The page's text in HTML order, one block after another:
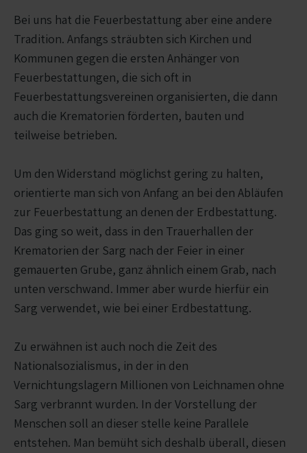
Bei uns hat die Feuerbestattung aber eine andere
Tradition. Anfangs sträubten sich Kirchen und
Kommunen gegen die ersten Anhänger von
Feuerbestattungen, die sich oft in
Feuerbestattungsvereinen organisierten, die dann
auch die Krematorien förderten, bauten und
teilweise betrieben.
Um den Widerstand möglichst gering zu halten,
orientierte man sich von Anfang an bei den Abläufen
zur Feuerbestattung an denen der Erdbestattung.
Das ging so weit, dass in den Trauerhallen der
Krematorien der Sarg nach der Feier in einer
gemauerten Grube, ganz ähnlich einem Grab, nach
unten verschwand. Immer aber wurde hierfür ein
Sarg verwendet, wie bei einer Erdbestattung.
Zu erwähnen ist auch noch die Zeit des
Nationalsozialismus, in der in den
Vernichtungslagern Millionen von Leichnamen ohne
Sarg verbrannt wurden. In der Vorstellung der
Menschen soll an dieser stelle keine Parallele
entstehen. Man bemüht sich deshalb überall, diesen